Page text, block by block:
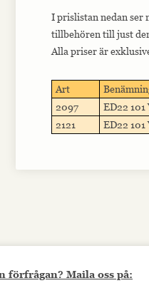
I prislistan nedan ser
tillbehören till just
Alla priser är
Art
2097
ED22
2121
ED22
förfrågan? Maila oss på: